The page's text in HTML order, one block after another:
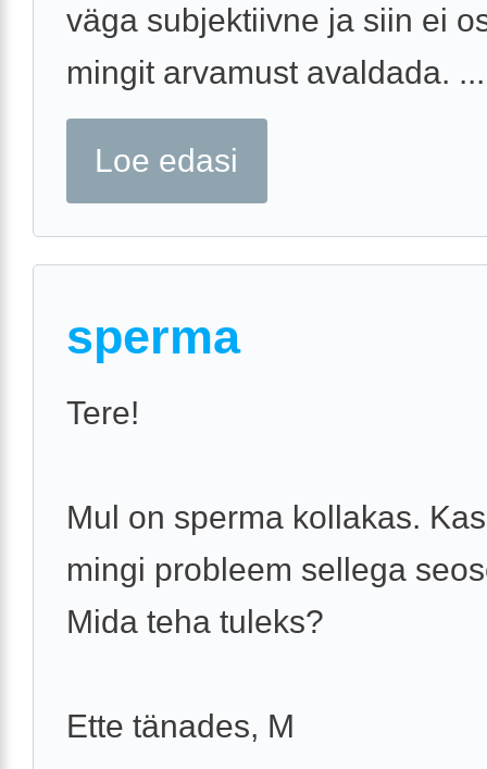
väga subjektiivne ja siin ei
mingit arvamust avaldada. ...
Loe edasi
sperma
Tere!
Mul on sperma kollakas.
mingi probleem sellega
Mida teha tuleks?
Ette tänades, M